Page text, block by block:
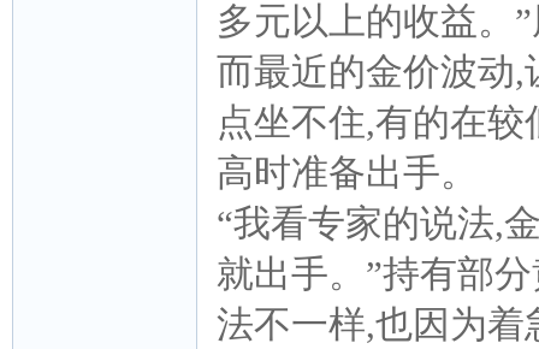
多元以上的收益。
而最近的金价波动
点坐不住,有的在
高时准备出手。
“我看专家的说法,
就出手。”持有部
法不一样,也因为